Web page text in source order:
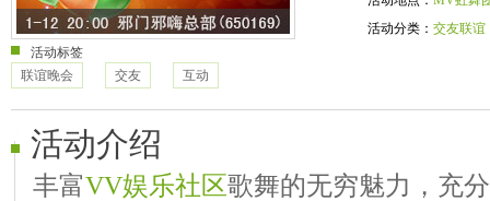
活动分类： 交友联谊
活动标签
联谊晚会
交友 互动
活动介绍
丰富VV娱乐社区歌舞的无穷魅力，充